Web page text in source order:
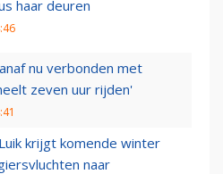
haar deuren
nu verbonden met
zeven uur rijden'
krijgt komende winter
naar